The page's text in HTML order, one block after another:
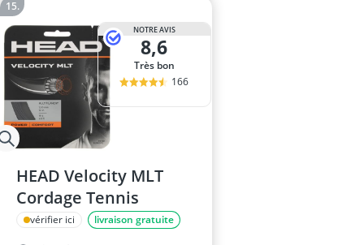
NOTRE AVIS
8,6
Très bon
166
HEAD Velocity MLT
Cordage Tennis
vérifier ici livraison gratuite